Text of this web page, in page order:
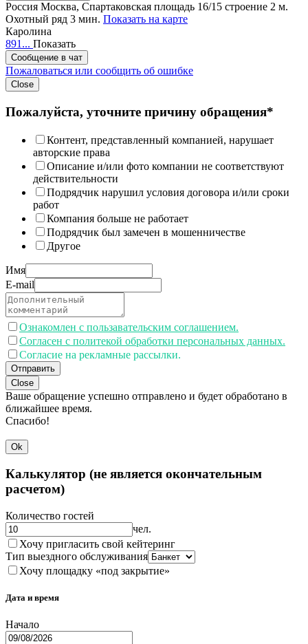
Россия Москва, Спартаковская площадь 16/15 строение 2 м.
Охотный ряд 3 мин. Показать на карте
Каролина
891... Показать
Сообщение в чат
Пожаловаться или сообщить об ошибке
Close
Пожалуйста, уточните причину обращения*
Контент, представленный компанией, нарушает
авторские права
Описание и/или фото компании не соответствуют
действительности
Подрядчик нарушил условия договора и/или сроки
работ
Компания больше не работает
Подрядчик был замечен в мошенничестве
Другое
Имя
E-mail
Ознакомлен с пользавательским соглашением.
Согласен с политекой обработки персональных данных.
Согласие на рекламные рассылки.
Отправить
Close
Ваше обращение успешно отправлено и будет обработано в
ближайшее время.
Спасибо!
Ok
Калькулятор (не является окончательным
расчетом)
Количество гостей
чел.
Хочу пригласить свой кейтеринг
Тип выездного обслуживания
Хочу площадку «под закрытие»
Дата и время
Начало